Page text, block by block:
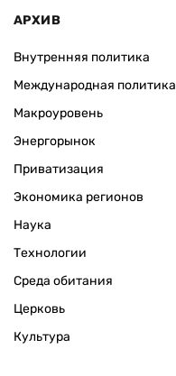
АРХИВ
Внутренняя политика
Международная политика
Макроуровень
Энергорынок
Приватизация
Экономика регионов
Наука
Технологии
Среда обитания
Церковь
Культура